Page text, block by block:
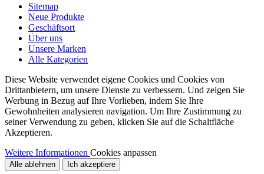
Sitemap
Neue Produkte
Geschäftsort
Über uns
Unsere Marken
Alle Kategorien
Diese Website verwendet eigene Cookies und Cookies von
Drittanbietern, um unsere Dienste zu verbessern. Und zeigen Sie
Werbung in Bezug auf Ihre Vorlieben, indem Sie Ihre
Gewohnheiten analysieren navigation. Um Ihre Zustimmung zu
seiner Verwendung zu geben, klicken Sie auf die Schaltfläche
Akzeptieren.
Weitere Informationen Cookies anpassen
Alle ablehnen Ich akzeptiere